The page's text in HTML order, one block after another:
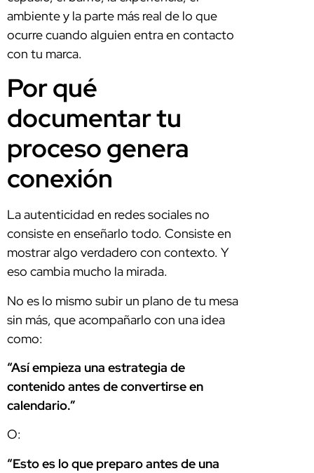
ambiente y la parte más real de lo que
ocurre cuando alguien entra en contacto
con tu marca.
Por qué
documentar tu
proceso genera
conexión
La autenticidad en redes sociales no
consiste en enseñarlo todo. Consiste en
mostrar algo verdadero con contexto. Y
eso cambia mucho la mirada.
No es lo mismo subir un plano de tu mesa
sin más, que acompañarlo con una idea
como:
“Así empieza una estrategia de
contenido antes de convertirse en
calendario.”
O:
“Esto es lo que preparo antes de una